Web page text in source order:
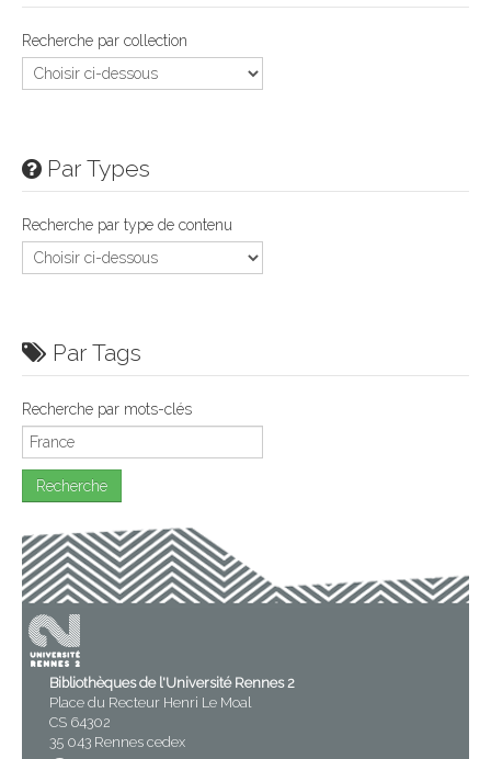
Recherche par collection
Par Types
Recherche par type de contenu
Par Tags
Recherche par mots-clés
Bibliothèques de l'Université Rennes 2
Place du Recteur Henri Le Moal
CS 64302
35 043 Rennes cedex